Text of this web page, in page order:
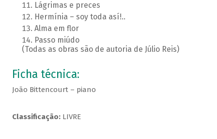
Lágrimas e preces
Hermínia – soy toda así!..
Alma em flor
Passo miúdo
(Todas as obras são de autoria de Júlio Reis)
Ficha técnica:
João Bittencourt – piano
Classificação:LIVRE